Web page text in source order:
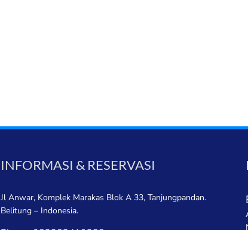
INFORMASI & RESERVASI
Jl Anwar, Komplek Marakas Blok A 33, Tanjungpandan.
Belitung – Indonesia.